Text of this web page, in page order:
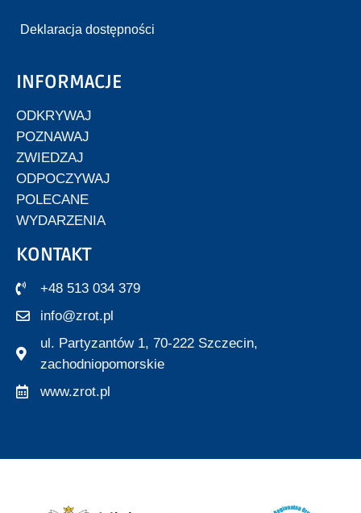
Deklaracja dostępności
INFORMACJE
ODKRYWAJ
POZNAWAJ
ZWIEDZAJ
ODPOCZYWAJ
POLECANE
WYDARZENIA
KONTAKT
+48 513 034 379
info@zrot.pl
ul. Partyzantów 1, 70-222 Szczecin,
zachodniopomorskie
www.zrot.pl